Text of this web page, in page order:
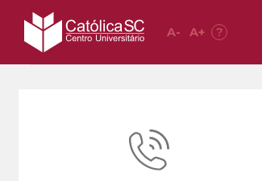
A- A+ ?
Home curso ead